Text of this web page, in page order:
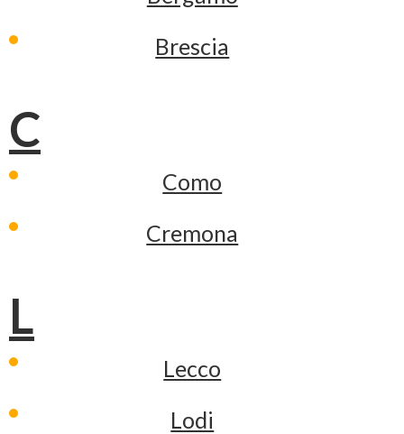
Brescia
C
Como
Cremona
L
Lecco
Lodi